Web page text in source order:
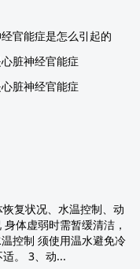
官能症是怎么引起的
脏神经官能症
脏神经官能症
复状况、水温控制、动
体虚弱时需暂缓清洁，
控制 须使用温水避免冷
。 3、动...